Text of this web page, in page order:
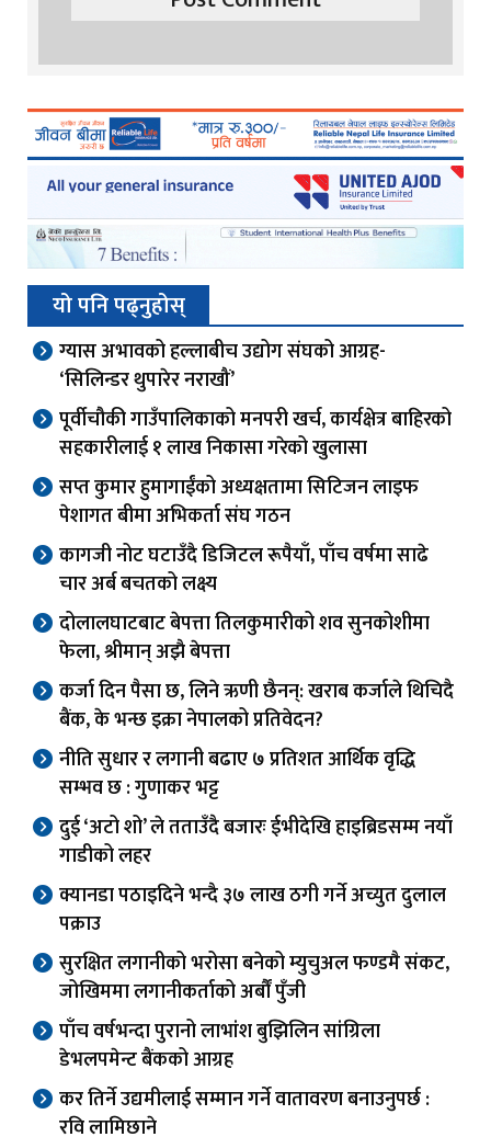
यो पनि पढ्नुहोस्
ग्यास अभावको हल्लाबीच उद्योग संघको आग्रह-
‘सिलिन्डर थुपारेर नराखौं’
पूर्वीचौकी गाउँपालिकाको मनपरी खर्च, कार्यक्षेत्र बाहिरको
सहकारीलाई १ लाख निकासा गरेको खुलासा
सप्त कुमार हुमागाईंको अध्यक्षतामा सिटिजन लाइफ
पेशागत बीमा अभिकर्ता संघ गठन
कागजी नोट घटाउँदै डिजिटल रूपैयाँ, पाँच वर्षमा साढे
चार अर्ब बचतको लक्ष्य
दोलालघाटबाट बेपत्ता तिलकुमारीको शव सुनकोशीमा
फेला, श्रीमान् अझै बेपत्ता
कर्जा दिन पैसा छ, लिने ऋणी छैनन्: खराब कर्जाले थिचिदै
बैंक, के भन्छ इक्रा नेपालको प्रतिवेदन?
नीति सुधार र लगानी बढाए ७ प्रतिशत आर्थिक वृद्धि
सम्भव छ : गुणाकर भट्ट
दुई ‘अटो शो’ ले तताउँदै बजारः ईभीदेखि हाइब्रिडसम्म नयाँ
गाडीको लहर
क्यानडा पठाइदिने भन्दै ३७ लाख ठगी गर्ने अच्युत दुलाल
पक्राउ
सुरक्षित लगानीको भरोसा बनेको म्युचुअल फण्डमै संकट,
जोखिममा लगानीकर्ताको अर्बौं पुँजी
पाँच वर्षभन्दा पुरानो लाभांश बुझिलिन सांग्रिला
डेभलपमेन्ट बैंकको आग्रह
कर तिर्ने उद्यमीलाई सम्मान गर्ने वातावरण बनाउनुपर्छ :
रवि लामिछाने